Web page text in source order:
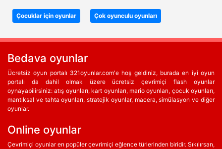
Çocuklar için oyunlar Çok oyunculu oyunları
Bedava oyunlar
Ücretsiz oyun portalı 321oyunlar.com'e hoş geldiniz, burada en iyi oyun
portalı da dahil olmak üzere ücretsiz çevrimiçi flash oyunlar
oynayabilirsiniz: atış oyunları, kart oyunları, mario oyunları, çocuk oyunları,
mantıksal ve tahta oyunları, stratejik oyunlar, macera, simülasyon ve diğer
oyunlar.
Online oyunlar
Çevrimiçi oyunlar en popüler çevrimiçi eğlence türlerinden biridir. Sıkılırsan,